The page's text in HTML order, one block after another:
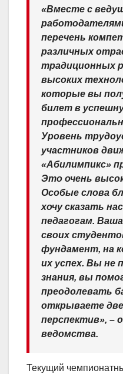
«Вместе с
перечень
различных
традиционных
высоких
которые вы
билет в
Уровень
участников
«Абилимпикс»
Это очень
Особые слова
хочу сказать
педагогам.
своих
фундамент, на
их успех. Вы не
знания, вы
преодолевать
открываете
перспектив», –
ведомства.
Текущий